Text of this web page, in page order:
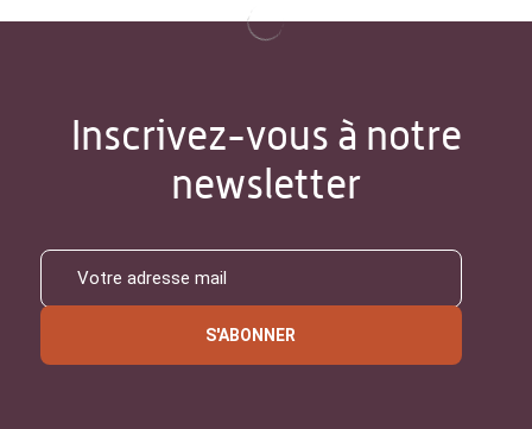
Inscrivez-vous à notre
newsletter
S'ABONNER